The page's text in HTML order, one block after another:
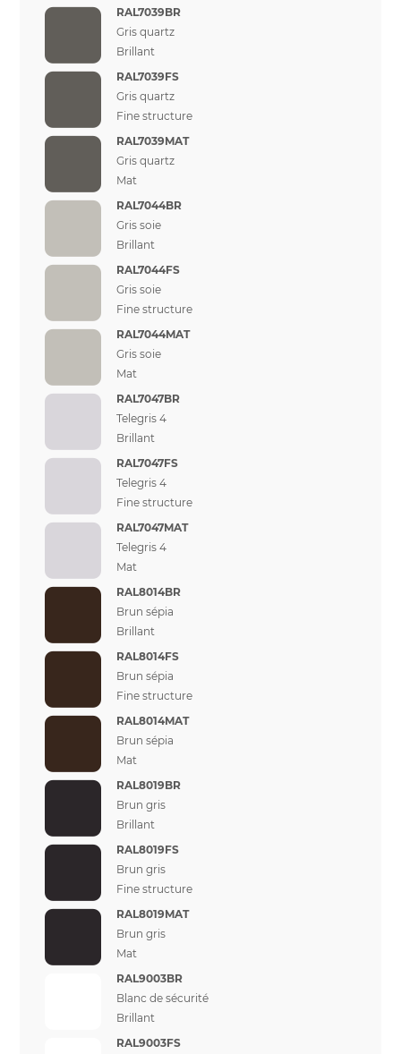
RAL7039BR
Gris quartz
Brillant
RAL7039FS
Gris quartz
Fine structure
RAL7039MAT
Gris quartz
Mat
RAL7044BR
Gris soie
Brillant
RAL7044FS
Gris soie
Fine structure
RAL7044MAT
Gris soie
Mat
RAL7047BR
Telegris 4
Brillant
RAL7047FS
Telegris 4
Fine structure
RAL7047MAT
Telegris 4
Mat
RAL8014BR
Brun sépia
Brillant
RAL8014FS
Brun sépia
Fine structure
RAL8014MAT
Brun sépia
Mat
RAL8019BR
Brun gris
Brillant
RAL8019FS
Brun gris
Fine structure
RAL8019MAT
Brun gris
Mat
RAL9003BR
Blanc de sécurité
Brillant
RAL9003FS